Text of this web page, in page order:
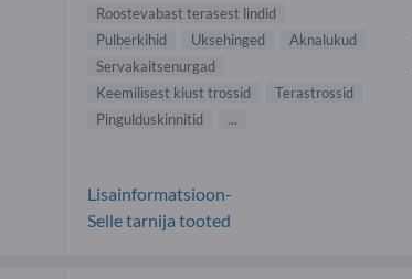
Roostevabast terasest lindid
Pulberkihid
Uksehinged
Aknalukud
Servakaitsenurgad
Keemilisest kiust trossid
Terastrossid
Pingulduskinnitid
...
Lisainformatsioon-
Selle tarnija tooted